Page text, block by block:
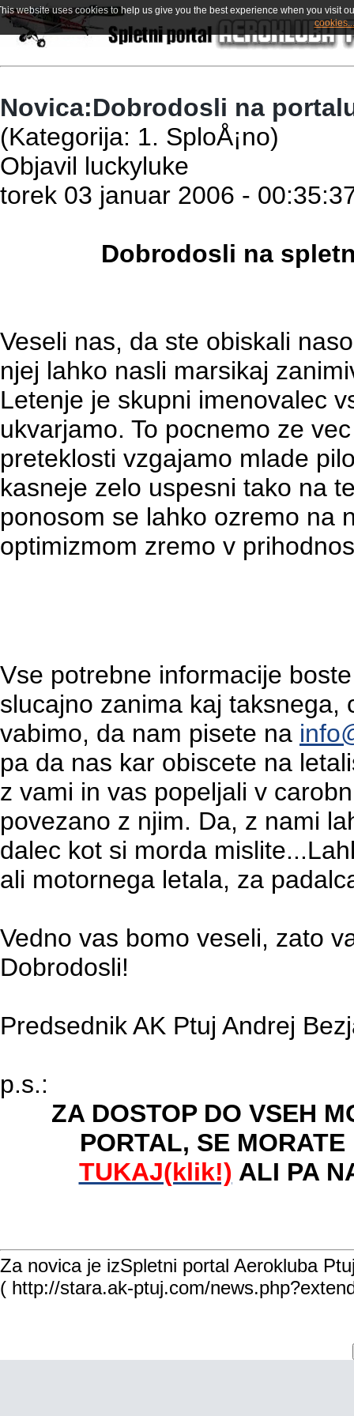
Novica:Dobrodosli na
(Kategorija: 1. SploÅ¡no)
Objavil luckyluke
torek 03 januar 2006 -
Dobrodosli na
Veseli nas, da ste obiskali
njej lahko nasli marsikaj
Letenje je skupni imenovalec
ukvarjamo. To pocnemo ze
preteklosti vzgajamo mlade
kasneje zelo uspesni tako na
ponosom se lahko ozremo na
optimizmom zremo v
Vse potrebne informacije
slucajno zanima kaj taksnega,
vabimo, da nam pisete na
pa da nas kar obiscete na
z vami in vas popeljali v
povezano z njim. Da, z nami
dalec kot si morda
ali motornega letala, za
Vedno vas bomo veseli, zato
Dobrodosli!
Predsednik AK Ptuj Andrej
p.s.:
ZA DOSTOP DO VSEH
PORTAL, SE
TUKAJ(klik!) ALI PA
Za novica je izSpletni portal Aerokluba
( http://stara.ak-ptuj.com/
website uses cookies to help us give you the best experience when you visit
cookies...